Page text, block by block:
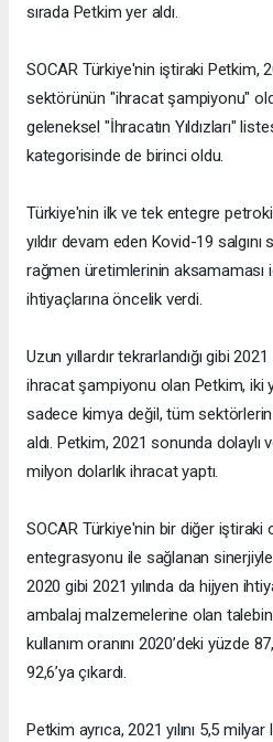
sırada Petkim yer aldı.
SOCAR Türkiye'nin iştiraki Petkim,
sektörünün "ihracat şampiyonu"
geleneksel "İhracatın Yıldızları"
kategorisinde de birinci oldu.
Türkiye'nin ilk ve tek entegre
yıldır devam eden Kovid-19 salgını
rağmen üretimlerinin aksamaması
ihtiyaçlarına öncelik verdi.
Uzun yıllardır tekrarlandığı gibi
ihracat şampiyonu olan Petkim, iki
sadece kimya değil, tüm sektörlerin
aldı. Petkim, 2021 sonunda
milyon dolarlık ihracat yaptı.
SOCAR Türkiye'nin bir diğer iştiraki
entegrasyonu ile sağlanan
2020 gibi 2021 yılında da hijyen
ambalaj malzemelerine olan
kullanım oranını 2020’deki yüzde
92,6’ya çıkardı.
Petkim ayrıca, 2021 yılını 5,5